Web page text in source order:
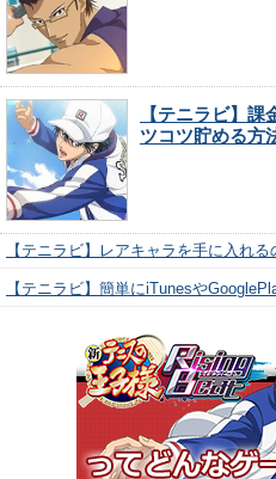
【テニラビ】
ツコツ貯める方
【テニラビ】レアキャラを手に入れ
【テニラビ】簡単にiTunesや